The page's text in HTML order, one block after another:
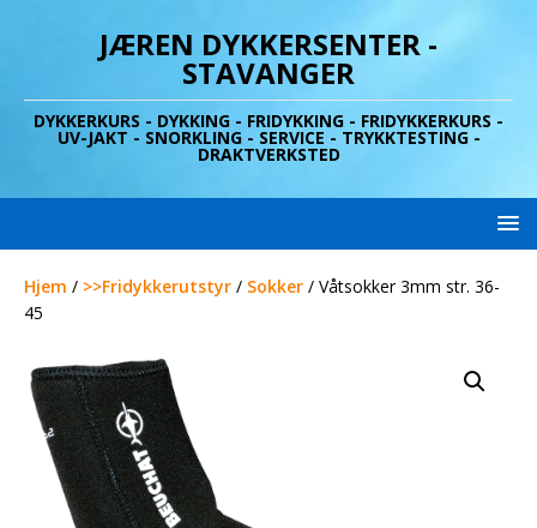
JÆREN DYKKERSENTER -
STAVANGER
DYKKERKURS - DYKKING - FRIDYKKING - FRIDYKKERKURS -
UV-JAKT - SNORKLING - SERVICE - TRYKKTESTING -
DRAKTVERKSTED
Hjem / >>Fridykkerutstyr / Sokker / Våtsokker 3mm str. 36-
45